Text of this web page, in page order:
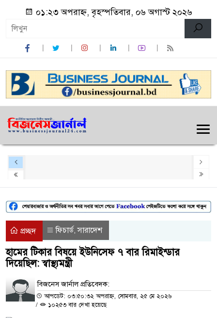
০১:২৩ অপরাহ্ন, বৃহস্পতিবার, ০৬ অগাস্ট ২০২৬
প্রচ্ছদ ফিচার্ড,সারাদেশ
হামের টিকার বিষয়ে ইউনিসেফ ৭ বার রিমাইন্ডার
দিয়েছিল: স্বাস্থ্যমন্ত্রী
বিজনেস জার্নাল প্রতিবেদক:
আপডেট: ০৩:৫০:৩২ অপরাহ্ন, সোমবার, ২৫ মে ২০২৬
/
১০২৫৩ বার দেখা হয়েছে